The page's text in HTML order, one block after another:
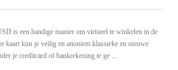
is een handige manier om virtueel te winkelen in de
kaart kun je veilig en anoniem klassieke en nieuwe
je creditcard of bankrekening te ge ...